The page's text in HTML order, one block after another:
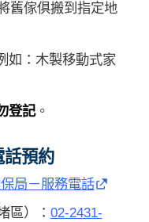
舊傢俱搬到指定地
如：木製移動式家
登記。
話預約
局－服務電話
區）： 02-2431-